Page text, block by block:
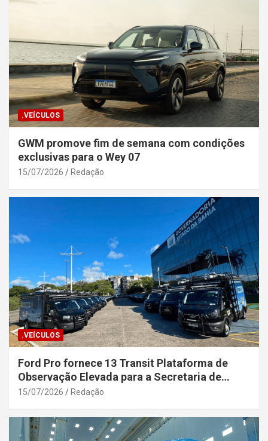
.VEÍCULOS
GWM promove fim de semana com condições
exclusivas para o Wey 07
15/07/2026 Redação
.VEÍCULOS
Ford Pro fornece 13 Transit Plataforma de
Observação Elevada para a Secretaria de
Segurança Pública da Bahia
15/07/2026 Redação